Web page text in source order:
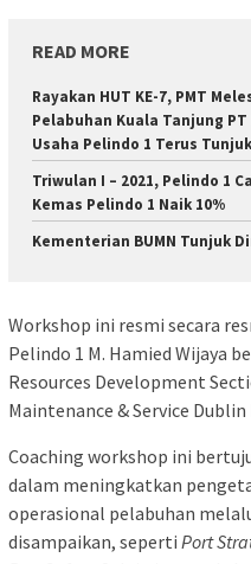
READ MORE
Rayakan HUT KE-7, PMT
Pelabuhan Kuala Tanjung
Usaha Pelindo 1 Terus
Triwulan I – 2021, Pelindo 1
Kemas Pelindo 1 Naik 10%
Kementerian BUMN Tunjuk
Workshop ini resmi secara
Pelindo 1 M. Hamied Wijaya
Resources Development
Maintenance & Service
Coaching workshop ini
dalam meningkatkan
operasional pelabuhan
disampaikan, seperti Port